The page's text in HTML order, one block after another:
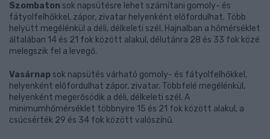
Szombaton sok napsütésre lehet számítani gomoly- és
fátyolfelhőkkel, zápor, zivatar helyenként előfordulhat. Több
helyütt megélénkül a déli, délkeleti szél. Hajnalban a hőmérséklet
általában 14 és 21 fok között alakul, délutánra 28 és 33 fok közé
melegszik fel a levegő.
Vasárnap sok napsütés várható gomoly- és fátyolfelhőkkel,
helyenként előfordulhat zápor, zivatar. Többfelé megélénkül,
helyenként megerősödik a déli, délkeleti szél. A
minimumhőmérséklet többnyire 15 és 21 fok között alakul, a
csúcsérték 29 és 34 fok között valószínű.